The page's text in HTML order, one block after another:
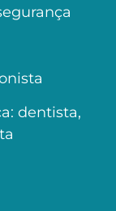
dentista,